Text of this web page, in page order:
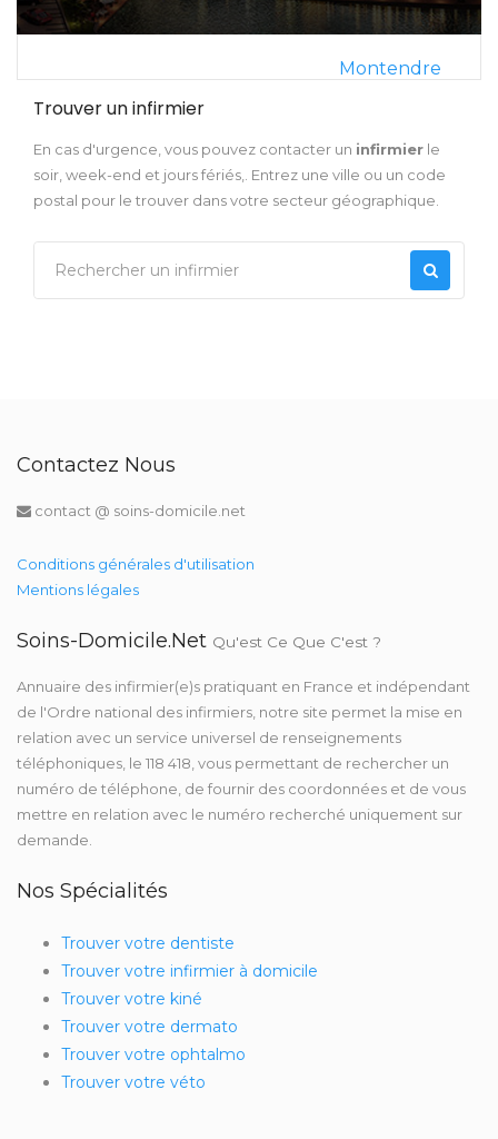
Montendre
Trouver un infirmier
En cas d'urgence, vous pouvez contacter un infirmier le
soir, week-end et jours fériés,. Entrez une ville ou un code
postal pour le trouver dans votre secteur géographique.
Contactez Nous
contact @ soins-domicile.net
Conditions générales d'utilisation
Mentions légales
Soins-Domicile.net Qu'est Ce Que C'est ?
Annuaire des infirmier(e)s pratiquant en France et indépendant
de l'Ordre national des infirmiers, notre site permet la mise en
relation avec un service universel de renseignements
téléphoniques, le 118 418, vous permettant de rechercher un
numéro de téléphone, de fournir des coordonnées et de vous
mettre en relation avec le numéro recherché uniquement sur
demande.
Nos Spécialités
Trouver votre dentiste
Trouver votre infirmier à domicile
Trouver votre kiné
Trouver votre dermato
Trouver votre ophtalmo
Trouver votre véto